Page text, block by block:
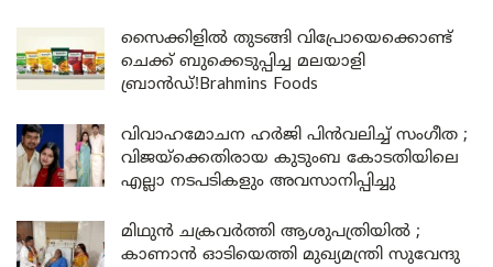
സൈക്കിളിൽ തുടങ്ങി വിപ്രോയെക്കൊണ്ട്
ചെക്ക് ബുക്കെടുപ്പിച്ച മലയാളി
ബ്രാൻഡ്!Brahmins Foods
വിവാഹമോചന ഹർജി പിൻവലിച്ച് സംഗീത ;
വിജയ്ക്കെതിരായ കുടുംബ കോടതിയിലെ
എല്ലാ നടപടികളും അവസാനിപ്പിച്ചു
മിഥുൻ ചക്രവർത്തി ആശുപത്രിയിൽ ;
കാണാൻ ഓടിയെത്തി മുഖ്യമന്ത്രി സുവേന്ദു